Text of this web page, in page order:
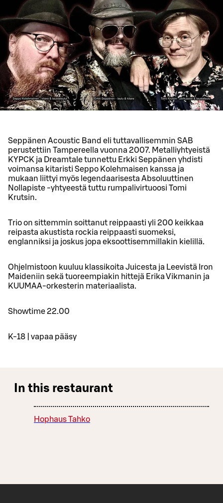
Seppänen Acoustic Band eli tuttavallisemmin SAB
perustettiin Tampereella vuonna 2007. Metalliyhtyeistä
KYPCK ja Dreamtale tunnettu Erkki Seppänen yhdisti
voimansa kitaristi Seppo Kolehmaisen kanssa ja
mukaan liittyi myös legendaarisesta Absoluuttinen
Nollapiste -yhtyeestä tuttu rumpalivirtuoosi Tomi
Krutsin.
Trio on sittemmin soittanut reippaasti yli 200 keikkaa
reipasta akustista rockia reippaasti suomeksi,
englanniksi ja joskus jopa eksoottisemmillakin kielillä.
Ohjelmistoon kuuluu klassikoita Juicesta ja Leevistä Iron
Maideniin sekä tuoreempiakin hittejä Erika Vikmanin ja
KUUMAA-orkesterin materiaalista.
Showtime 22.00
K-18 | vapaa pääsy
In this restaurant
Hophaus Tahko